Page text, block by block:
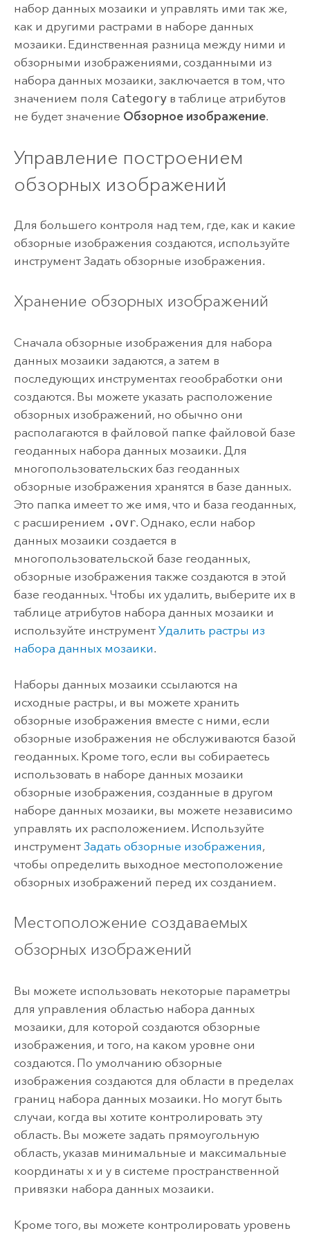
набор данных мозаики и управлять ими так же,
как и другими растрами в наборе данных
мозаики. Единственная разница между ними и
обзорными изображениями, созданными из
набора данных мозаики, заключается в том, что
значением поля Categoryв таблице атрибутов
не будет значение Обзорное изображение.
Управление построением
обзорных изображений
Для большего контроля над тем, где, как и какие
обзорные изображения создаются, используйте
инструмент Задать обзорные изображения.
Хранение обзорных изображений
Сначала обзорные изображения для набора
данных мозаики задаются, а затем в
последующих инструментах геообработки они
создаются. Вы можете указать расположение
обзорных изображений, но обычно они
располагаются в файловой папке файловой базе
геоданных набора данных мозаики. Для
многопользовательских баз геоданных
обзорные изображения хранятся в базе данных.
Это папка имеет то же имя, что и база геоданных,
с расширением .ovr. Однако, если набор
данных мозаики создается в
многопользовательской базе геоданных,
обзорные изображения также создаются в этой
базе геоданных. Чтобы их удалить, выберите их в
таблице атрибутов набора данных мозаики и
используйте инструмент Удалить растры из
набора данных мозаики.
Наборы данных мозаики ссылаются на
исходные растры, и вы можете хранить
обзорные изображения вместе с ними, если
обзорные изображения не обслуживаются базой
геоданных. Кроме того, если вы собираетесь
использовать в наборе данных мозаики
обзорные изображения, созданные в другом
наборе данных мозаики, вы можете независимо
управлять их расположением. Используйте
инструмент Задать обзорные изображения,
чтобы определить выходное местоположение
обзорных изображений перед их созданием.
Местоположение создаваемых
обзорных изображений
Вы можете использовать некоторые параметры
для управления областью набора данных
мозаики, для которой создаются обзорные
изображения, и того, на каком уровне они
создаются. По умолчанию обзорные
изображения создаются для области в пределах
границ набора данных мозаики. Но могут быть
случаи, когда вы хотите контролировать эту
область. Вы можете задать прямоугольную
область, указав минимальные и максимальные
координаты x и y в системе пространственной
привязки набора данных мозаики.
Кроме того, вы можете контролировать уровень